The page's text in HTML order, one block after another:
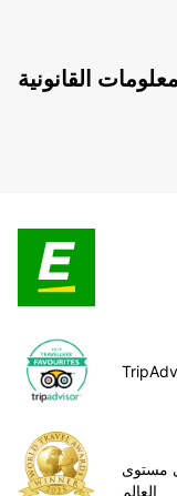
القانونية
مستوى
العالم